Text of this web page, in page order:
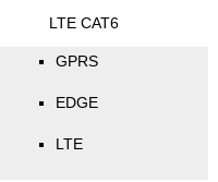
LTE CAT6
GPRS
EDGE
LTE